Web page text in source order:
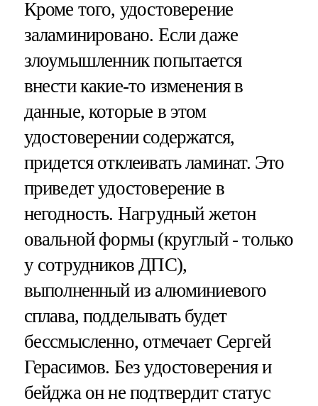
Кроме того, удостоверение
заламинировано. Если даже
злоумышленник попытается
внести какие-то изменения в
данные, которые в этом
удостоверении содержатся,
придется отклеивать ламинат. Это
приведет удостоверение в
негодность. Нагрудный жетон
овальной формы (круглый - только
у сотрудников ДПС),
выполненный из алюминиевого
сплава, подделывать будет
бессмысленно, отмечает Сергей
Герасимов. Без удостоверения и
бейджа он не подтвердит статус